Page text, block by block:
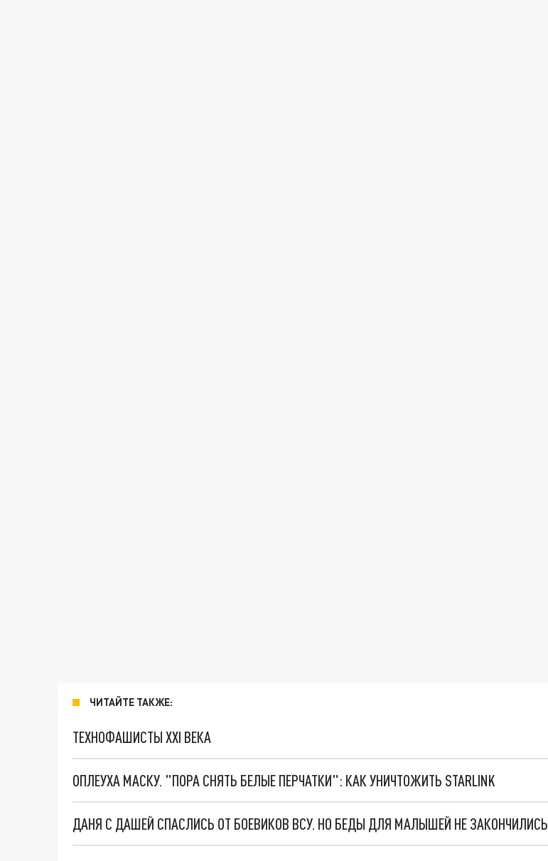
ЧИТАЙТЕ ТАКЖЕ:
ТЕХНОФАШИСТЫ XXI ВЕКА
ОПЛЕУХА МАСКУ. "ПОРА СНЯТЬ БЕЛЫЕ ПЕРЧАТКИ": КАК УНИЧТОЖИТЬ STARLINK
ДАНЯ С ДАШЕЙ СПАСЛИСЬ ОТ БОЕВИКОВ ВСУ. НО БЕДЫ ДЛЯ МАЛЫШЕЙ НЕ ЗАКОНЧИЛИСЬ